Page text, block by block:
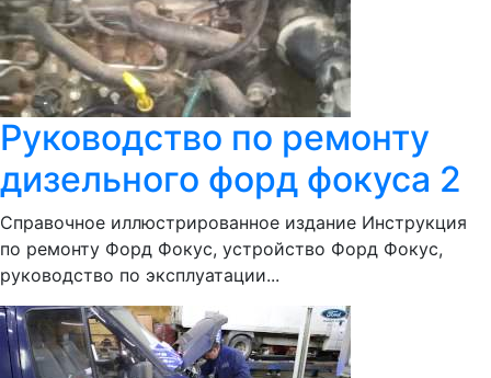
Руководство по ремонту
дизельного форд фокуса 2
Справочное иллюстрированное издание Инструкция
по ремонту Форд Фокус, устройство Форд Фокус,
руководство по эксплуатации...